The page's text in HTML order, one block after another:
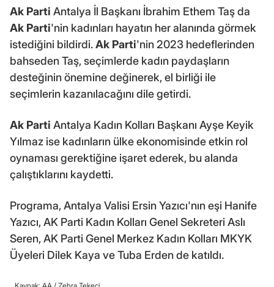
Ak Parti Antalya İl Başkanı İbrahim Ethem Taş da
Ak Parti'nin kadınları hayatın her alanında görmek
istediğini bildirdi.Ak Parti'nin 2023 hedeflerinden
bahseden Taş, seçimlerde kadın paydaşların
desteğinin önemine değinerek, el birliği ile
seçimlerin kazanılacağını dile getirdi.
Ak Parti Antalya Kadın Kolları Başkanı Ayşe Keyik
Yılmaz ise kadınların ülke ekonomisinde etkin rol
oynaması gerektiğine işaret ederek, bu alanda
çalıştıklarını kaydetti.
Programa, Antalya Valisi Ersin Yazıcı'nın eşi Hanife
Yazıcı, AK Parti Kadın Kolları Genel Sekreteri Aslı
Seren, AK Parti Genel Merkez Kadın Kolları MKYK
Üyeleri Dilek Kaya ve Tuba Erden de katıldı.